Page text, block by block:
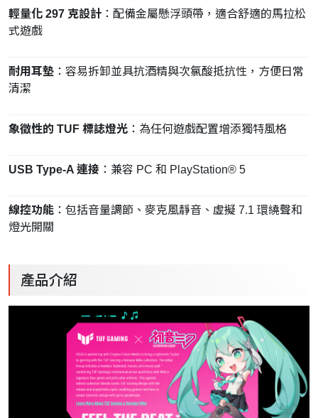
輕量化 297 克設計 ：配備金屬懸浮頭帶，適合舒適的馬拉松
式遊戲
耐用耳墊 ：容易拆卸並具抗酒精與次氯酸抵抗性，方便日常
清潔
象徵性的 TUF 標誌燈光 ：為任何遊戲配置增添獨特風格
USB Type-A 連接 ：兼容 PC 和 PlayStation® 5
線控功能 ：包括音量調節、麥克風靜音、虛擬 7.1 環繞聲和
燈光開關
產品介紹